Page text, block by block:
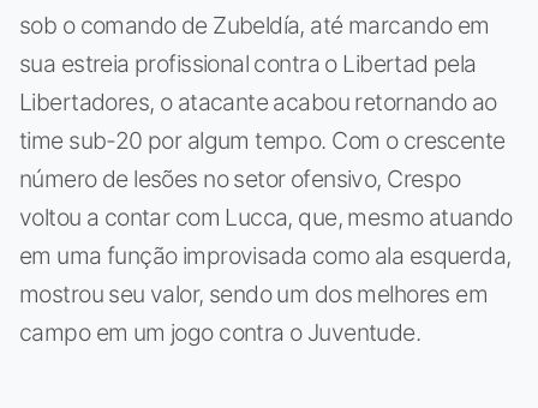
sob o comando de Zubeldía, até marcando em
sua estreia profissional contra o Libertad pela
Libertadores, o atacante acabou retornando ao
time sub-20 por algum tempo. Com o crescente
número de lesões no setor ofensivo, Crespo
voltou a contar com Lucca, que, mesmo atuando
em uma função improvisada como ala esquerda,
mostrou seu valor, sendo um dos melhores em
campo em um jogo contra o Juventude.